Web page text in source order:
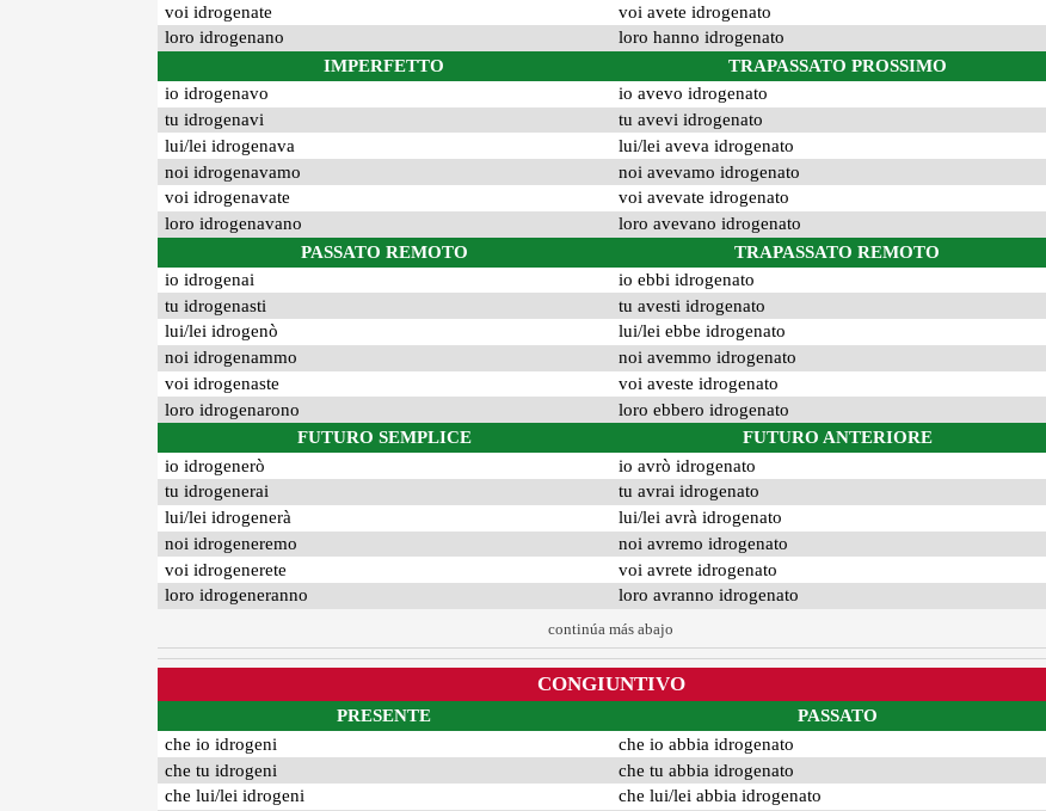
voi idrogenate
loro idrogenano
IMPERFETTO
io idrogenavo
tu idrogenavi
lui/lei idrogenava
noi idrogenavamo
voi idrogenavate
loro idrogenavano
PASSATO REMOTO
io idrogenai
tu idrogenasti
lui/lei idrogenò
noi idrogenammo
voi idrogenaste
loro idrogenarono
FUTURO SEMPLICE
io idrogenerò
tu idrogenerai
lui/lei idrogenerà
noi idrogeneremo
voi idrogenerete
loro idrogeneranno
voi avete idrogenato
loro hanno idrogenato
TRAPASSATO PROSSIMO
io avevo idrogenato
tu avevi idrogenato
lui/lei aveva idrogenato
noi avevamo idrogenato
voi avevate idrogenato
loro avevano idrogenato
TRAPASSATO REMOTO
io ebbi idrogenato
tu avesti idrogenato
lui/lei ebbe idrogenato
noi avemmo idrogenato
voi aveste idrogenato
loro ebbero idrogenato
FUTURO ANTERIORE
io avrò idrogenato
tu avrai idrogenato
lui/lei avrà idrogenato
noi avremo idrogenato
voi avrete idrogenato
loro avranno idrogenato
continúa más abajo
CONGIUNTIVO
PRESENTE
che io idrogeni
che tu idrogeni
che lui/lei idrogeni
PASSATO
che io abbia idrogenato
che tu abbia idrogenato
che lui/lei abbia idrogenato